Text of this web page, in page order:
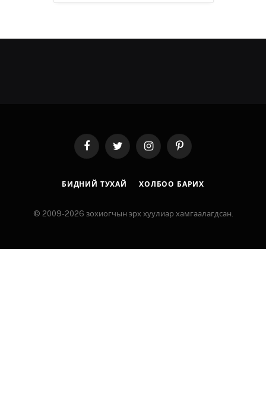
FacebookTwitter InstagramPinterest
БИДНИЙ ТУХАЙ ХОЛБОО БАРИХ
© 2009-2026 зохиогчын эрх хуулиар хамгаалагдсан.